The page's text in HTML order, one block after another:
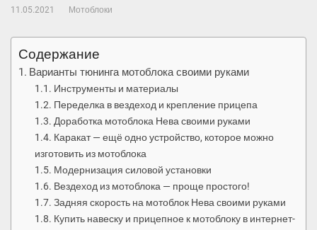
11.05.2021 Мотоблоки
Содержание
Варианты тюнинга мотоблока своими руками
Инструменты и материалы
Переделка в вездеход и крепление прицепа
Доработка мотоблока Нева своими руками
Каракат — ещё одно устройство, которое можно
изготовить из мотоблока
Модернизация силовой установки
Вездеход из мотоблока — проще простого!
Задняя скорость на мотоблок Нева своими руками
Купить навеску и прицепное к мотоблоку в интернет-